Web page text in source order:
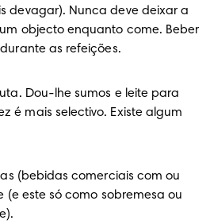
devagar). Nunca deve deixar a
objecto enquanto come. Beber
as refeições.
Dou-lhe sumos e leite para
é mais selectivo. Existe algum
(bebidas comerciais com ou
(e este só como sobremesa ou